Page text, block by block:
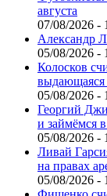
августа
07/08/2026 -
Александр
05/08/2026 -
Колосков
выдающаяся
05/08/2026 -
Георгий
и займёмся
05/08/2026 -
Ливай
на правах
05/08/2026 -